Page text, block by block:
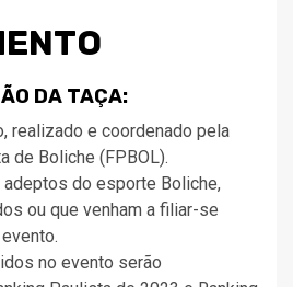
DA TAÇA:
realizado e coordenado pela
de Boliche (FPBOL).
do esporte Boliche,
ou que venham a filiar-se
no evento serão